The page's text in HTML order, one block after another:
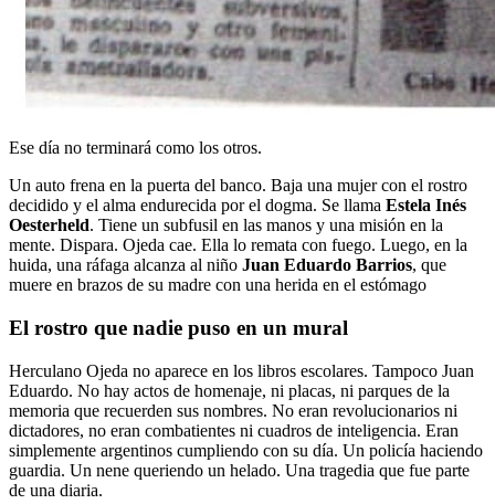
Ese día no terminará como los otros.
Un auto frena en la puerta del banco. Baja una mujer con el rostro
decidido y el alma endurecida por el dogma. Se llama Estela Inés
Oesterheld. Tiene un subfusil en las manos y una misión en la
mente. Dispara. Ojeda cae. Ella lo remata con fuego. Luego, en la
huida, una ráfaga alcanza al niño Juan Eduardo Barrios, que
muere en brazos de su madre con una herida en el estómago
El rostro que nadie puso en un mural
Herculano Ojeda no aparece en los libros escolares. Tampoco Juan
Eduardo. No hay actos de homenaje, ni placas, ni parques de la
memoria que recuerden sus nombres. No eran revolucionarios ni
dictadores, no eran combatientes ni cuadros de inteligencia. Eran
simplemente argentinos cumpliendo con su día. Un policía haciendo
guardia. Un nene queriendo un helado. Una tragedia que fue parte
de una diaria.